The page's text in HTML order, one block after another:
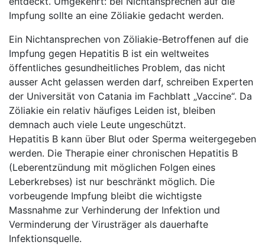
Impfung sollte an eine Zöliakie gedacht werden.
Ein Nichtansprechen von Zöliakie-Betroffenen auf die
Impfung gegen Hepatitis B ist ein weltweites
öffentliches gesundheitliches Problem, das nicht
ausser Acht gelassen werden darf, schreiben Experten
der Universität von Catania im Fachblatt „Vaccine“. Da
Zöliakie ein relativ häufiges Leiden ist, bleiben
demnach auch viele Leute ungeschützt.
Hepatitis B kann über Blut oder Sperma weitergegeben
werden. Die Therapie einer chronischen Hepatitis B
(Leberentzündung mit möglichen Folgen eines
Leberkrebses) ist nur beschränkt möglich. Die
vorbeugende Impfung bleibt die wichtigste
Massnahme zur Verhinderung der Infektion und
Verminderung der Virusträger als dauerhafte
Infektionsquelle.